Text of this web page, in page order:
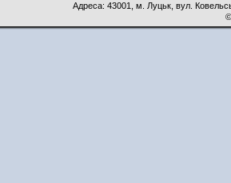
Адреса: 43001, м. Луцьк, вул.